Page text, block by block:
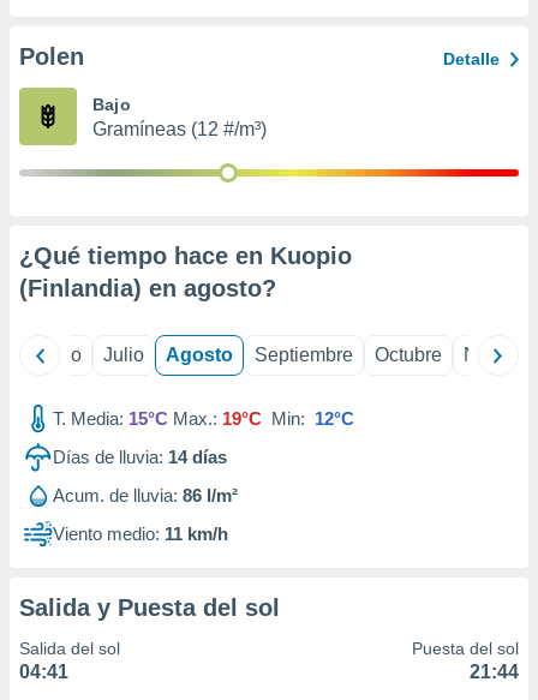
e
mediante
de
1199
Polen Detalle
Bajo
Gramíneas (12 #/m³)
¿Qué tiempo hace en Kuopio
(Finlandia) en agosto?
Junio Julio Agosto Septiembre Octubre
T. Media: 15°C Max.: 19°C Min: 12°C
Días de lluvia: 14días
Acum. de lluvia: 86 l/m²
Viento medio: 11 km/h
Salida y Puesta del sol
Salida del sol
04:41
Puesta del sol
21:44